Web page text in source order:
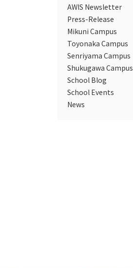
AWIS Newsletter
Press-Release
Mikuni Campus
Toyonaka Campus
Senriyama Campus
Shukugawa Campus
School Blog
School Events
News